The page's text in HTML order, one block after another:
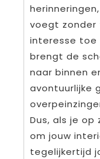
voegt zonder
interesse toe
brengt de
naar binnen
avontuurlijke
Dus, als je
om jouw
tegelijkertijd